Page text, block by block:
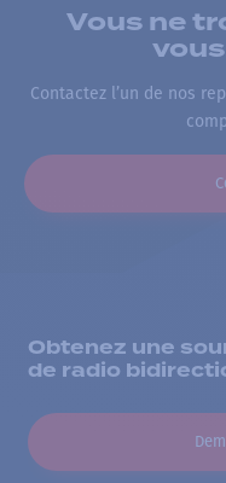
Vous ne
Contactez l’un de nos
Obtenez une
de radio